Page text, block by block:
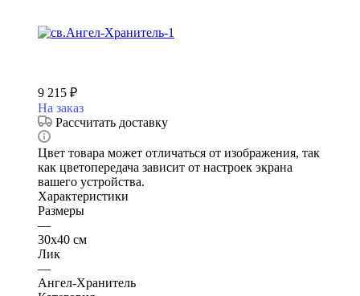
9 215 ₽
На заказ
Рассчитать доставку
Цвет товара может отличаться от изображения, так
как цветопередача зависит от настроек экрана
вашего устройства.
Характеристики
Размеры
—
30х40 см
Лик
—
Ангел-Хранитель